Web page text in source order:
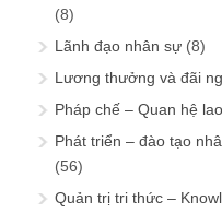
(8)
Lãnh đạo nhân sự (8)
Lương thưởng và đãi
Pháp chế – Quan hệ
Phát triển – đào tạo
(56)
Quản trị tri thức –